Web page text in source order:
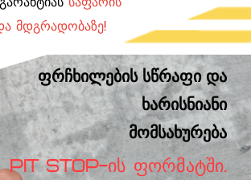
მდგრადობაზე!
ფრჩხილების სწრაფი და
ხარისნიანი
მომსახურება
PIT STOP-ᲘᲡ ᲤᲝᲠᲛᲐᲢᲨᲘ.